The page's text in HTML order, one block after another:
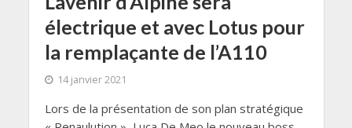
électrique et avec Lotus pour
la remplaçante de l’A110
14 janvier 2021
Lors de la présentation de son plan stratégique